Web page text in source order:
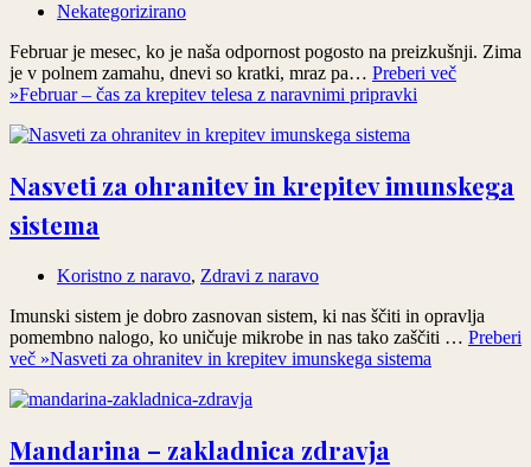
Nekategorizirano
Februar je mesec, ko je naša odpornost pogosto na preizkušnji. Zima
je v polnem zamahu, dnevi so kratki, mraz pa… Preberi več
»Februar – čas za krepitev telesa z naravnimi pripravki
Nasveti za ohranitev in krepitev imunskega
sistema
Koristno z naravo, Zdravi z naravo
Imunski sistem je dobro zasnovan sistem, ki nas ščiti in opravlja
pomembno nalogo, ko uničuje mikrobe in nas tako zaščiti … Preberi
več »Nasveti za ohranitev in krepitev imunskega sistema
Mandarina – zakladnica zdravja